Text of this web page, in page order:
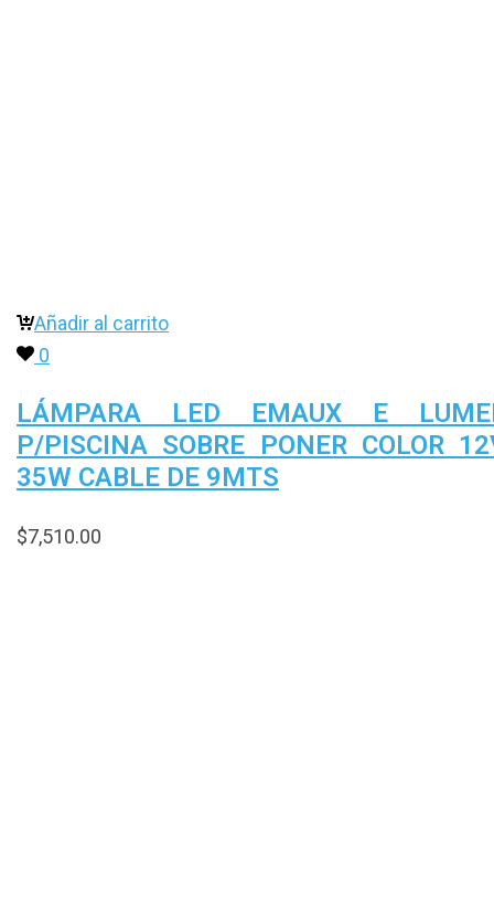
Añadir al carrito
0
LÁMPARA LED EMAUX E
P/PISCINA SOBRE PONER COLOR
35W CABLE DE 9MTS
$7,510.00